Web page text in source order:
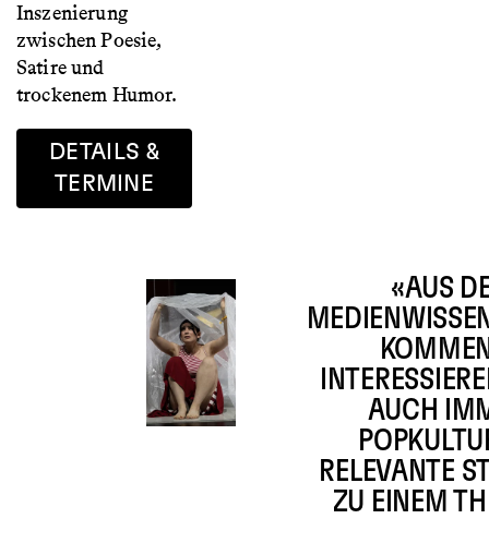
Inszenierung
zwischen Poesie,
Satire und
trockenem Humor.
DETAILS &
TERMINE
«AUS
AUCH
RELEVANTE
ZU EINEM